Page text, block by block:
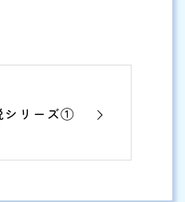
シリーズ①